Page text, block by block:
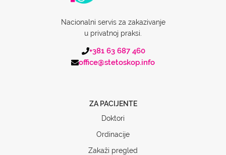
Nacionalni servis za zakazivanje
u privatnoj praksi.
+381 63 687 460
office@stetoskop.info
ZA PACIJENTE
Doktori
Ordinacije
Zakaži pregled